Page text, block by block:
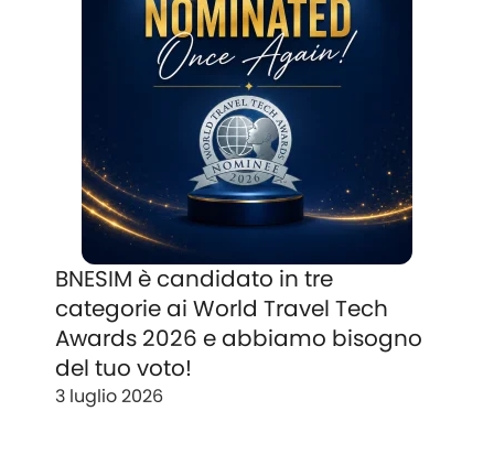
BNESIM è candidato in tre
categorie ai World Travel Tech
Awards 2026 e abbiamo bisogno
del tuo voto!
3 luglio 2026